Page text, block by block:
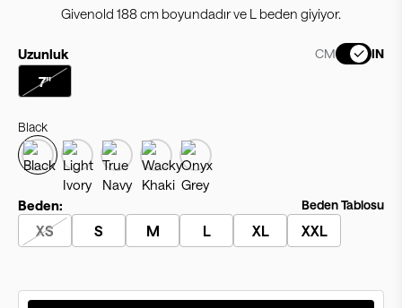
Givenold 188 cm boyundadır ve L beden giyiyor.
Uzunluk CM IN
7"
Black
Beden: Beden Tablosu
XS S M L XL XXL